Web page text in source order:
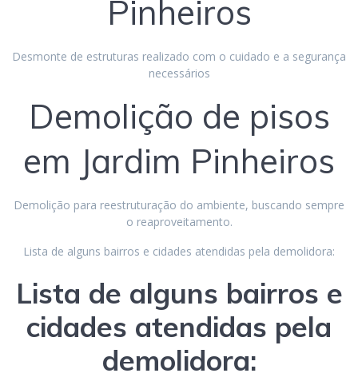
Pinheiros
Desmonte de estruturas realizado com o cuidado e a segurança
necessários
Demolição de pisos
em Jardim Pinheiros
Demolição para reestruturação do ambiente, buscando sempre
o reaproveitamento.
Lista de alguns bairros e cidades atendidas pela demolidora:
Lista de alguns bairros e
cidades atendidas pela
demolidora: